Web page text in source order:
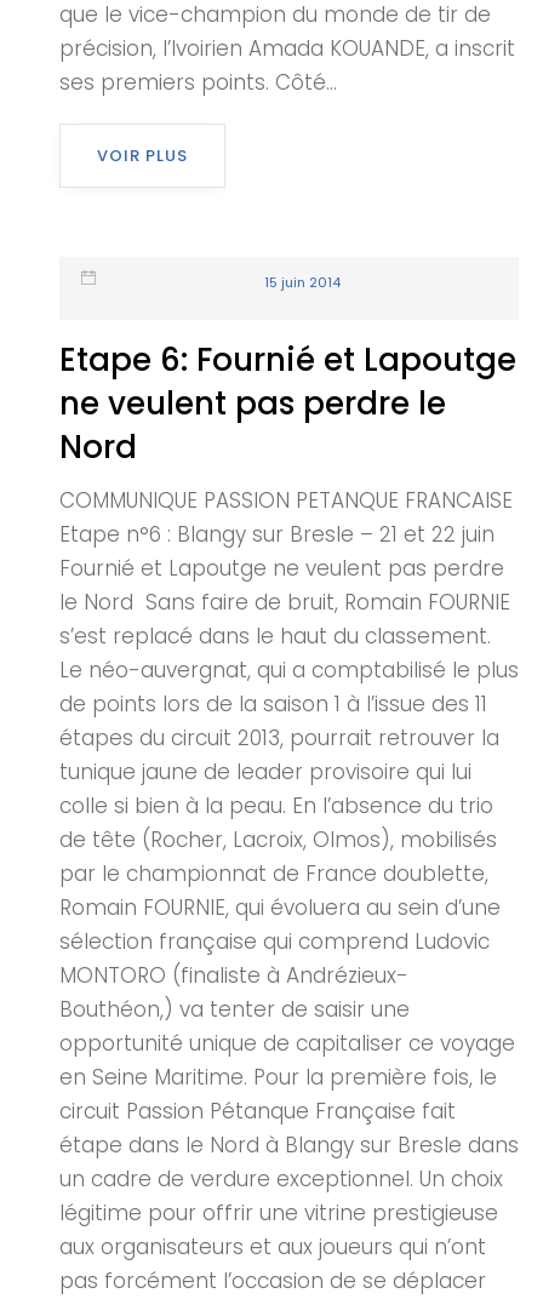
que le vice-champion du monde de tir de
précision, l’Ivoirien Amada KOUANDE, a inscrit
ses premiers points. Côté...
VOIR PLUS
15 juin 2014
Etape 6: Fournié et Lapoutge
ne veulent pas perdre le
Nord
COMMUNIQUE PASSION PETANQUE FRANCAISE
Etape n°6 : Blangy sur Bresle – 21 et 22 juin
Fournié et Lapoutge ne veulent pas perdre
le Nord Sans faire de bruit, Romain FOURNIE
s’est replacé dans le haut du classement.
Le néo-auvergnat, qui a comptabilisé le plus
de points lors de la saison 1 à l’issue des 11
étapes du circuit 2013, pourrait retrouver la
tunique jaune de leader provisoire qui lui
colle si bien à la peau. En l’absence du trio
de tête (Rocher, Lacroix, Olmos), mobilisés
par le championnat de France doublette,
Romain FOURNIE, qui évoluera au sein d’une
sélection française qui comprend Ludovic
MONTORO (finaliste à Andrézieux-
Bouthéon,) va tenter de saisir une
opportunité unique de capitaliser ce voyage
en Seine Maritime. Pour la première fois, le
circuit Passion Pétanque Française fait
étape dans le Nord à Blangy sur Bresle dans
un cadre de verdure exceptionnel. Un choix
légitime pour offrir une vitrine prestigieuse
aux organisateurs et aux joueurs qui n’ont
pas forcément l’occasion de se déplacer